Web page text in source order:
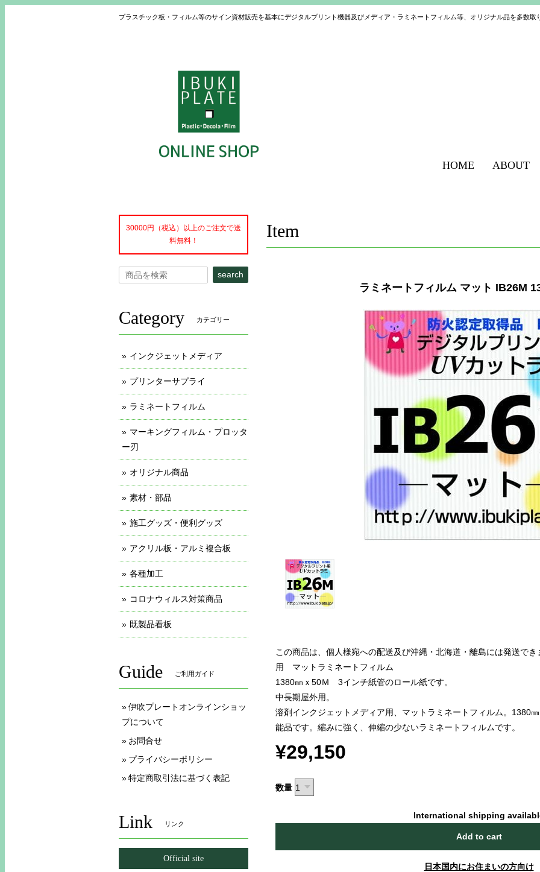
プラスチック板・フィルム等のサイン資材販売を基本にデジタルプリント機器及びメディア・ラミネートフィルム等、オリジナル品を多数取
HOME ABOUT
Item
ラミネートフィルム マット IB26M
この商品は、個人様宛への配送及び沖縄・北海道・離島には発送で
用 マットラミネートフィルム
1380㎜ｘ50Ｍ 3インチ紙管のロール紙です。
中長期屋外用。
溶剤インクジェットメディア用、マットラミネートフィルム。1380
能品です。縮みに強く、伸縮の少ないラミネートフィルムです。
¥29,150
数量
International shipping
Add to cart
日本国内にお住まいの方向け
30000円（税込）以上のご注文で送
料無料！
search
Category カテゴリー
インクジェットメディア
プリンターサプライ
ラミネートフィルム
マーキングフィルム・プロッタ
ー刃
オリジナル商品
素材・部品
施工グッズ・便利グッズ
アクリル板・アルミ複合板
各種加工
コロナウィルス対策商品
既製品看板
Guide ご利用ガイド
伊吹プレートオンラインショッ
プについて
お問合せ
プライバシーポリシー
特定商取引法に基づく表記
Link リンク
Official site